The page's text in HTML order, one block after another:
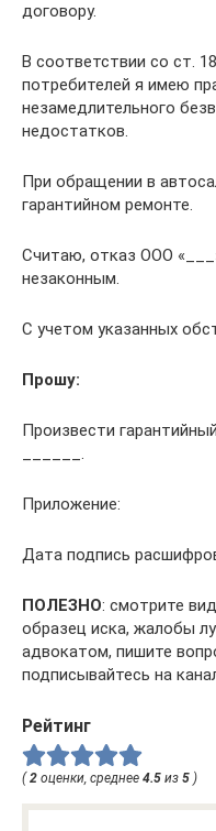
договору.
В соответствии со ст.
потребителей я имею
незамедлительного
недостатков.
При обращении в
гарантийном ремонте.
Считаю, отказ ООО
незаконным.
С учетом указанных
Прошу:
Произвести
______.
Приложение:
Дата подпись
ПОЛЕЗНО: смотрите
образец иска, жалобы
адвокатом, пишите
подписывайтесь на
Рейтинг
( 2 оценки, среднее 4.5 из 5 )